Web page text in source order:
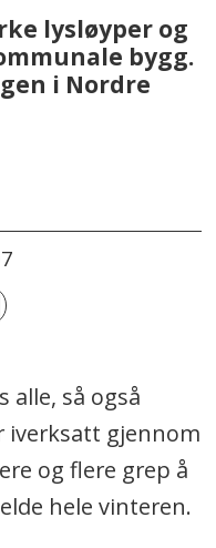
lysløyper og
bygg.
i Nordre
alle, så også
iverksatt gjennom
og flere grep å
hele vinteren.